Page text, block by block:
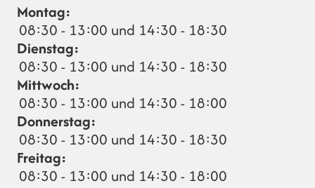
Montag:
08:30 - 13:00 und 14:30 - 18:30
Dienstag:
08:30 - 13:00 und 14:30 - 18:30
Mittwoch:
08:30 - 13:00 und 14:30 - 18:00
Donnerstag:
08:30 - 13:00 und 14:30 - 18:30
Freitag:
08:30 - 13:00 und 14:30 - 18:00